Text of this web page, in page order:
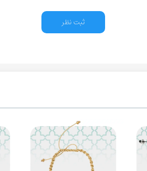
ثبت نظر